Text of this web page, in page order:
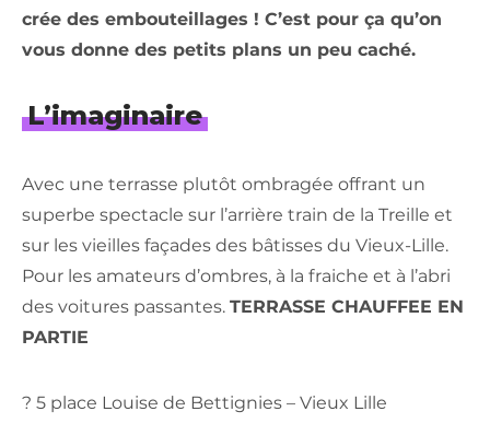
crée des embouteillages ! C’est pour ça qu’on
vous donne des petits plans un peu caché.
L’imaginaire
Avec une terrasse plutôt ombragée offrant un
superbe spectacle sur l’arrière train de la Treille et
sur les vieilles façades des bâtisses du Vieux-Lille.
Pour les amateurs d’ombres, à la fraiche et à l’abri
des voitures passantes. TERRASSE CHAUFFEE EN
PARTIE
? 5 place Louise de Bettignies – Vieux Lille